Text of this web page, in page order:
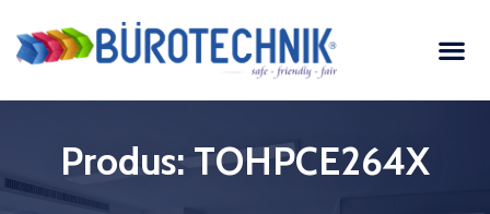
Produs: TOHPCE264X